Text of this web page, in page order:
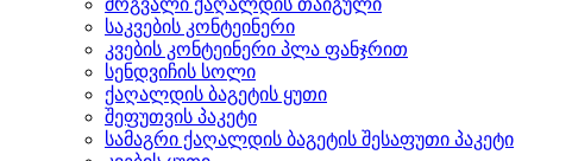
საკვების კონტეინერი
კვების კონტეინერი პლა ფანჯრით
სენდვიჩის სოლი
ქაღალდის ბაგეტის ყუთი
შეფუთვის პაკეტი
სამაგრი ქაღალდის ბაგეტის შესაფუთი პაკეტი